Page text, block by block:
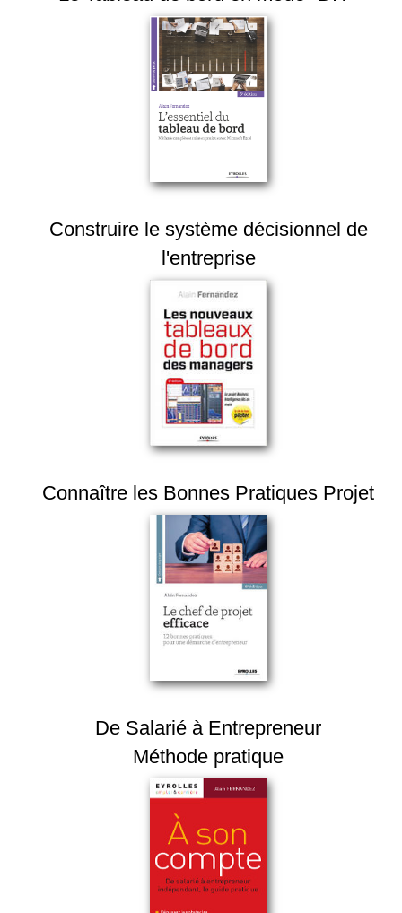
Construire le système décisionnel de
l'entreprise
Connaître les Bonnes Pratiques Projet
De Salarié à Entrepreneur
Méthode pratique